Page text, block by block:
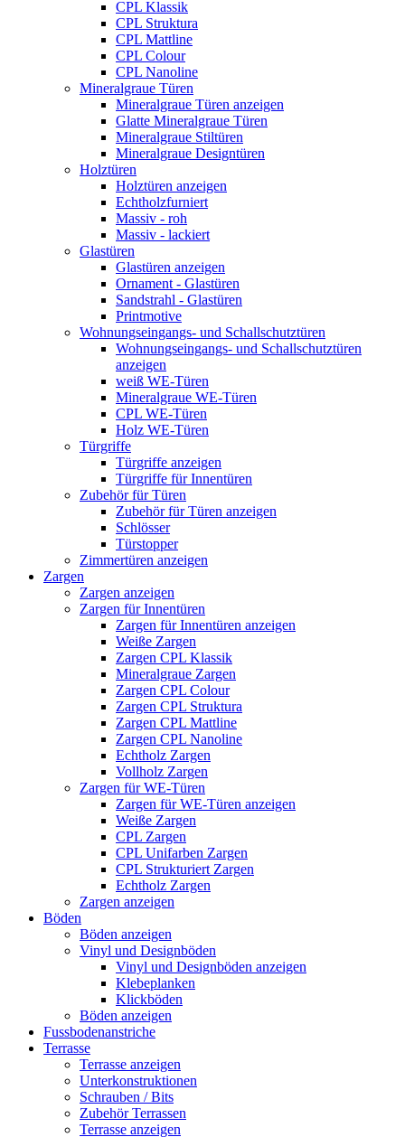
CPL Klassik
CPL Struktura
CPL Mattline
CPL Colour
CPL Nanoline
Mineralgraue Türen
Mineralgraue Türen anzeigen
Glatte Mineralgraue Türen
Mineralgraue Stiltüren
Mineralgraue Designtüren
Holztüren
Holztüren anzeigen
Echtholzfurniert
Massiv - roh
Massiv - lackiert
Glastüren
Glastüren anzeigen
Ornament - Glastüren
Sandstrahl - Glastüren
Printmotive
Wohnungseingangs- und Schallschutztüren
Wohnungseingangs- und Schallschutztüren
anzeigen
weiß WE-Türen
Mineralgraue WE-Türen
CPL WE-Türen
Holz WE-Türen
Türgriffe
Türgriffe anzeigen
Türgriffe für Innentüren
Zubehör für Türen
Zubehör für Türen anzeigen
Schlösser
Türstopper
Zimmertüren anzeigen
Zargen
Zargen anzeigen
Zargen für Innentüren
Zargen für Innentüren anzeigen
Weiße Zargen
Zargen CPL Klassik
Mineralgraue Zargen
Zargen CPL Colour
Zargen CPL Struktura
Zargen CPL Mattline
Zargen CPL Nanoline
Echtholz Zargen
Vollholz Zargen
Zargen für WE-Türen
Zargen für WE-Türen anzeigen
Weiße Zargen
CPL Zargen
CPL Unifarben Zargen
CPL Strukturiert Zargen
Echtholz Zargen
Zargen anzeigen
Böden
Böden anzeigen
Vinyl und Designböden
Vinyl und Designböden anzeigen
Klebeplanken
Klickböden
Böden anzeigen
Fussbodenanstriche
Terrasse
Terrasse anzeigen
Unterkonstruktionen
Schrauben / Bits
Zubehör Terrassen
Terrasse anzeigen